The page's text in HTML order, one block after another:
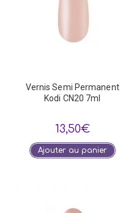
Vernis Semi Permanent
Kodi CN20 7ml
13,50€
Ajouter au panier